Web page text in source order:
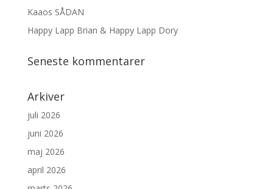
Kaaos SÅDAN
Happy Lapp Brian & Happy Lapp Dory
Seneste kommentarer
Arkiver
juli 2026
juni 2026
maj 2026
april 2026